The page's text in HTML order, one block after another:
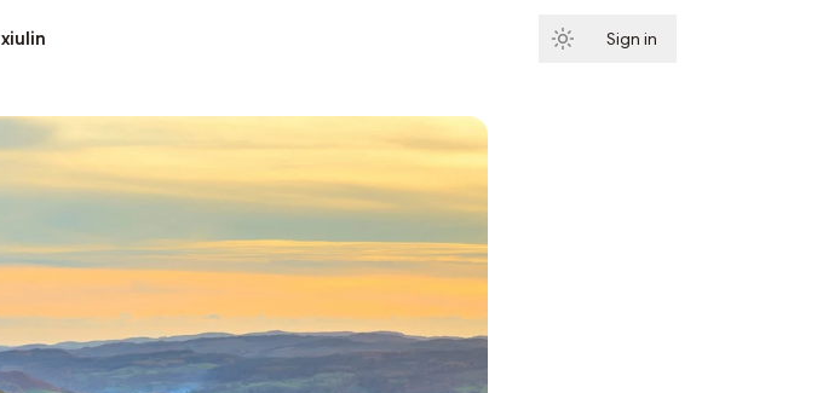
xiulin Sign in